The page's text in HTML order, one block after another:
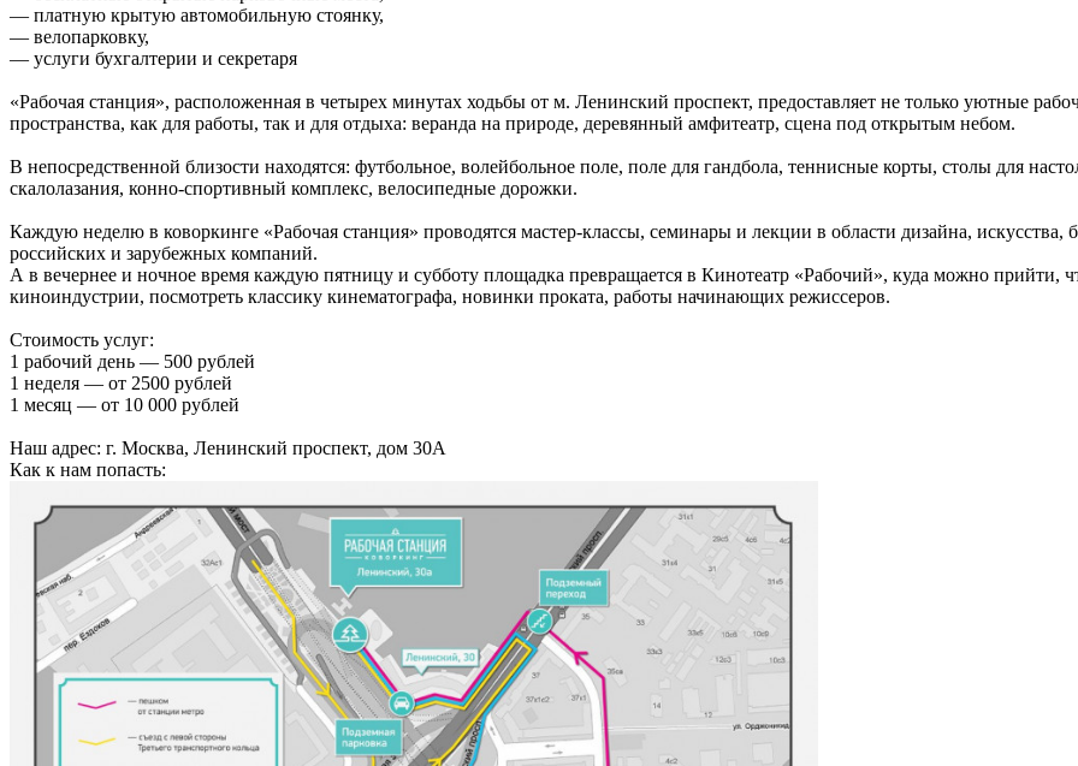
— платную крытую автомобильную стоянку,
— велопарковку,
— услуги бухгалтерии и секретаря
«Рабочая станция», расположенная в четырех минутах ходьбы от м. Ленинский проспект, предоставляет не только уютные
пространства, как для работы, так и для отдыха: веранда на природе, деревянный амфитеатр, сцена под открытым небом.
В непосредственной близости находятся: футбольное, волейбольное поле, поле для гандбола, теннисные корты, столы для
скалолазания, конно-спортивный комплекс, велосипедные дорожки.
Каждую неделю в коворкинге «Рабочая станция» проводятся мастер-классы, семинары и лекции в области дизайна,
российских и зарубежных компаний.
А в вечернее и ночное время каждую пятницу и субботу площадка превращается в Кинотеатр «Рабочий», куда можно прийти,
киноиндустрии, посмотреть классику кинематографа, новинки проката, работы начинающих режиссеров.
Стоимость услуг:
1 рабочий день — 500 рублей
1 неделя — от 2500 рублей
1 месяц — от 10 000 рублей
Наш адрес: г. Москва, Ленинский проспект, дом 30А
Как к нам попасть: